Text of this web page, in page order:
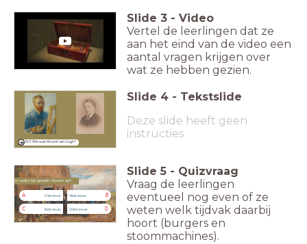
Slide 3 - Video
Vertel de leerlingen dat ze
aan het eind van de video een
aantal vragen krijgen over
wat ze hebben gezien.
En? Wie was Vincent van Gogh?
Slide 4 - Tekstslide
Deze slide heeft geen
instructies
In welke tijd groeide Vincent op?
A 17de eeuw B
18de eeuw
C 19de eeuw D
20ste eeuw
Slide 5 - Quizvraag
Vraag de leerlingen
eventueel nog even of ze
weten welk tijdvak daarbij
hoort (burgers en
stoommachines).